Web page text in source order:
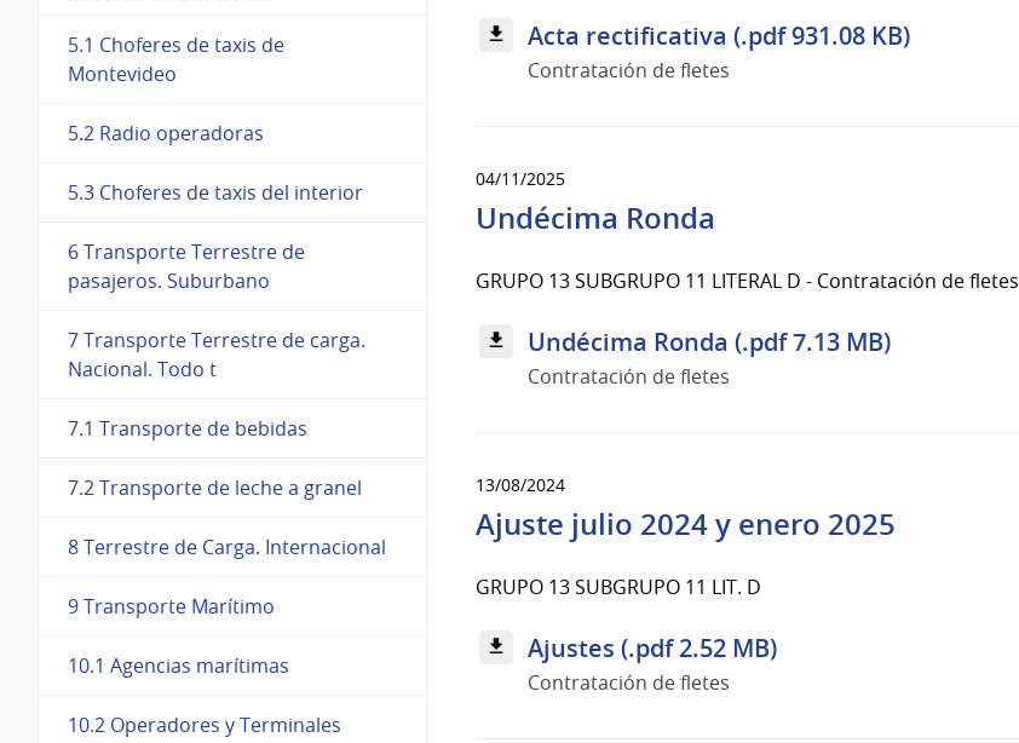
5.1 Choferes de taxis de
Montevideo
5.2 Radio operadoras
5.3 Choferes de taxis del interior
6 Transporte Terrestre de
pasajeros. Suburbano
7 Transporte Terrestre de carga.
Nacional. Todo t
7.1 Transporte de bebidas
7.2 Transporte de leche a granel
8 Terrestre de Carga. Internacional
9 Transporte Marítimo
10.1 Agencias marítimas
10.2 Operadores y Terminales
Acta rectificativa (.pdf 931.08 KB)
Contratación de fletes
04/11/2025
Undécima Ronda
GRUPO 13 SUBGRUPO 11 LITERAL D - Contratación de fletes
Undécima Ronda (.pdf 7.13 MB)
Contratación de fletes
13/08/2024
Ajuste julio 2024 y enero 2025
GRUPO 13 SUBGRUPO 11 LIT. D
Ajustes (.pdf 2.52 MB)
Contratación de fletes